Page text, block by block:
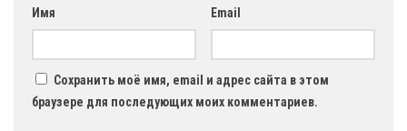
Имя Email
Сохранить моё имя, email и адрес сайта в этом
браузере для последующих моих комментариев.